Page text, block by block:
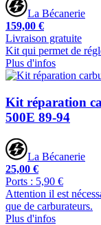
La Bécanerie
159,00 €
Livraison gratuite
Kit qui permet de
Plus d'infos
Kit réparation
500E 89-94
La Bécanerie
25,00 €
Ports : 5,90 €
Attention il est
que de carburateurs.
Plus d'infos